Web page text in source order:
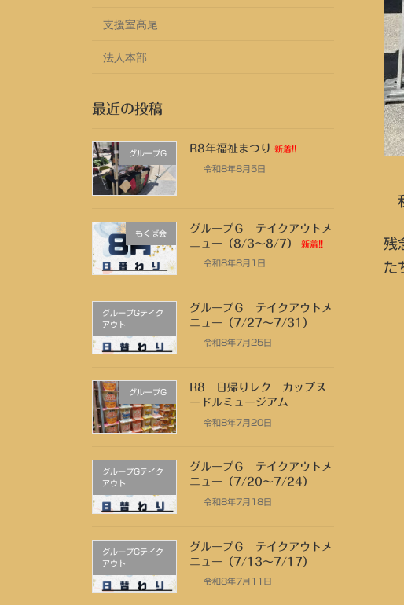
残
た
支援室高尾
法人本部
最近の投稿
グループG R8年福祉まつり 新着!!
令和8年8月5日
もくば会
グループＧ テイクアウトメ
ニュー（8/3～8/7）
新着!!
令和8年8月1日
グループGテイク
アウト
グループＧ テイクアウトメ
ニュー（7/27～7/31）
令和8年7月25日
グループG
R8 日帰りレク カップヌ
ードルミュージアム
令和8年7月20日
グループGテイク
アウト
グループＧ テイクアウトメ
ニュー（7/20～7/24）
令和8年7月18日
グループGテイク
アウト
グループＧ テイクアウトメ
ニュー（7/13～7/17）
令和8年7月11日